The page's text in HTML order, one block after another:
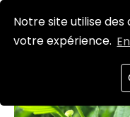
Notre site utilise
votre expérience.
Elle meurt à elle-
Puis sa matière
complètement, et le
construit, mûrit.